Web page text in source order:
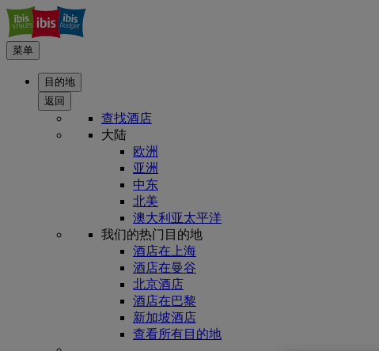
菜单
目的地
返回
查找酒店
大陆
欧洲
亚洲
中东
北美
澳大利亚太平洋
我们的热门目的地
酒店在上海
酒店在曼谷
北京酒店
酒店在巴黎
新加坡酒店
查看所有目的地